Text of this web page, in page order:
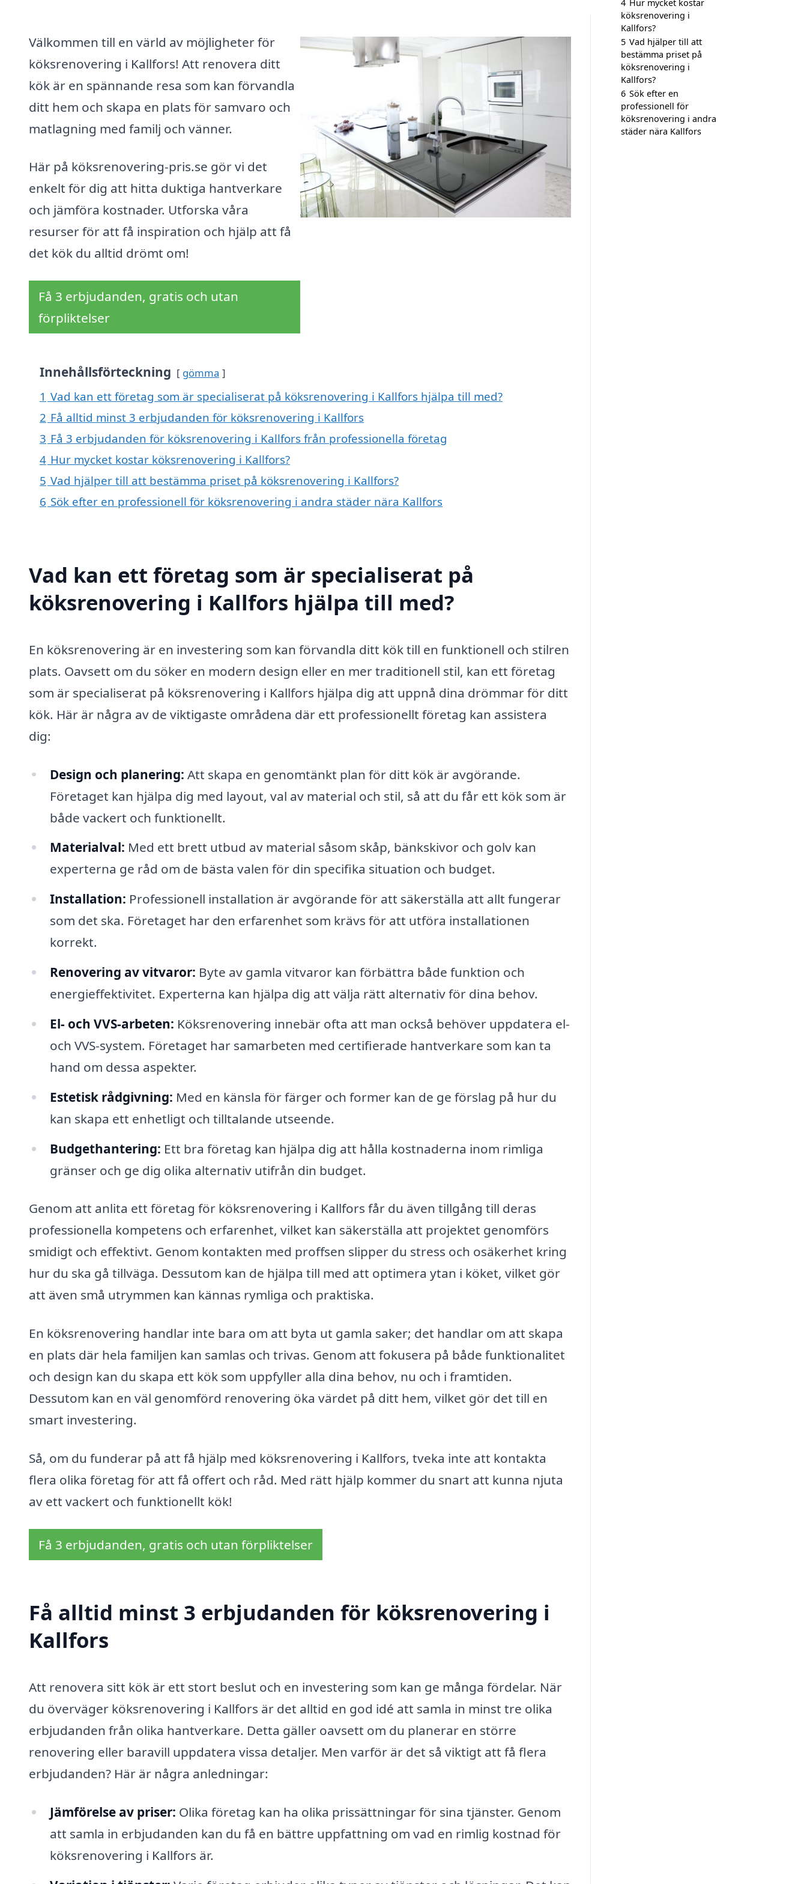
Välkommen till en värld av möjligheter för
köksrenovering i Kallfors! Att renovera ditt
kök är en spännande resa som kan förvandla
ditt hem och skapa en plats för samvaro och
matlagning med familj och vänner.
Här på köksrenovering-pris.se gör vi det
enkelt för dig att hitta duktiga hantverkare
och jämföra kostnader. Utforska våra
resurser för att få inspiration och hjälp att få
det kök du alltid drömt om!
Få 3 erbjudanden, gratis och utan
förpliktelser
Innehållsförteckning gömma
1 Vad kan ett företag som är specialiserat på köksrenovering i Kallfors hjälpa till med?
2 Få alltid minst 3 erbjudanden för köksrenovering i Kallfors
3 Få 3 erbjudanden för köksrenovering i Kallfors från professionella företag
4 Hur mycket kostar köksrenovering i Kallfors?
5 Vad hjälper till att bestämma priset på köksrenovering i Kallfors?
6 Sök efter en professionell för köksrenovering i andra städer nära Kallfors
Vad kan ett företag som är specialiserat på
köksrenovering i Kallfors hjälpa till med?
En köksrenovering är en investering som kan förvandla ditt kök till en funktionell och stilren
plats. Oavsett om du söker en modern design eller en mer traditionell stil, kan ett företag
som är specialiserat på köksrenovering i Kallfors hjälpa dig att uppnå dina drömmar för ditt
kök. Här är några av de viktigaste områdena där ett professionellt företag kan assistera
dig:
Design och planering: Att skapa en genomtänkt plan för ditt kök är avgörande.
Företaget kan hjälpa dig med layout, val av material och stil, så att du får ett kök som är
både vackert och funktionellt.
Materialval: Med ett brett utbud av material såsom skåp, bänkskivor och golv kan
experterna ge råd om de bästa valen för din specifika situation och budget.
Installation: Professionell installation är avgörande för att säkerställa att allt fungerar
som det ska. Företaget har den erfarenhet som krävs för att utföra installationen
korrekt.
Renovering av vitvaror: Byte av gamla vitvaror kan förbättra både funktion och
energieffektivitet. Experterna kan hjälpa dig att välja rätt alternativ för dina behov.
El- och VVS-arbeten: Köksrenovering innebär ofta att man också behöver uppdatera el-
och VVS-system. Företaget har samarbeten med certifierade hantverkare som kan ta
hand om dessa aspekter.
Estetisk rådgivning: Med en känsla för färger och former kan de ge förslag på hur du
kan skapa ett enhetligt och tilltalande utseende.
Budgethantering: Ett bra företag kan hjälpa dig att hålla kostnaderna inom rimliga
gränser och ge dig olika alternativ utifrån din budget.
Genom att anlita ett företag för köksrenovering i Kallfors får du även tillgång till deras
professionella kompetens och erfarenhet, vilket kan säkerställa att projektet genomförs
smidigt och effektivt. Genom kontakten med proffsen slipper du stress och osäkerhet kring
hur du ska gå tillväga. Dessutom kan de hjälpa till med att optimera ytan i köket, vilket gör
att även små utrymmen kan kännas rymliga och praktiska.
En köksrenovering handlar inte bara om att byta ut gamla saker; det handlar om att skapa
en plats där hela familjen kan samlas och trivas. Genom att fokusera på både funktionalitet
och design kan du skapa ett kök som uppfyller alla dina behov, nu och i framtiden.
Dessutom kan en väl genomförd renovering öka värdet på ditt hem, vilket gör det till en
smart investering.
Så, om du funderar på att få hjälp med köksrenovering i Kallfors, tveka inte att kontakta
flera olika företag för att få offert och råd. Med rätt hjälp kommer du snart att kunna njuta
av ett vackert och funktionellt kök!
Få 3 erbjudanden, gratis och utan förpliktelser
Få alltid minst 3 erbjudanden för köksrenovering i
Kallfors
Att renovera sitt kök är ett stort beslut och en investering som kan ge många fördelar. När
du överväger köksrenovering i Kallfors är det alltid en god idé att samla in minst tre olika
erbjudanden från olika hantverkare. Detta gäller oavsett om du planerar en större
renovering eller baravill uppdatera vissa detaljer. Men varför är det så viktigt att få flera
erbjudanden? Här är några anledningar:
Jämförelse av priser: Olika företag kan ha olika prissättningar för sina tjänster. Genom
att samla in erbjudanden kan du få en bättre uppfattning om vad en rimlig kostnad för
köksrenovering i Kallfors är.
4 Hur mycket kostar
köksrenovering i
Kallfors?
5 Vad hjälper till att
bestämma priset på
köksrenovering i
Kallfors?
6 Sök efter en
professionell för
köksrenovering i andra
städer nära Kallfors